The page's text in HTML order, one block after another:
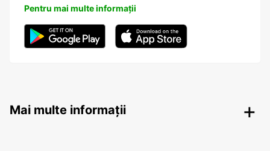
Pentru mai multe informații
Mai multe informații